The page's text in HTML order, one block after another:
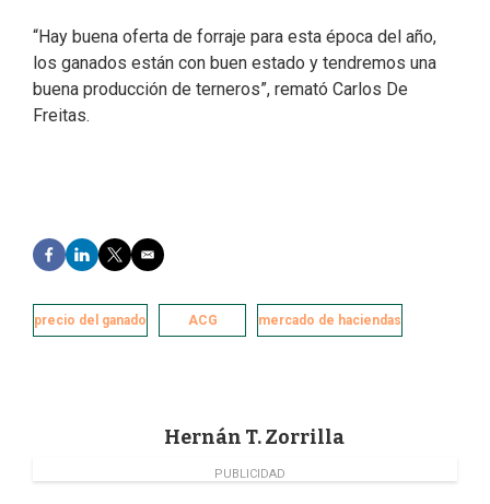
“Hay buena oferta de forraje para esta época del año,
los ganados están con buen estado y tendremos una
buena producción de terneros”, remató Carlos De
Freitas.
F
a
e
b
L
i
k
e
T
w
t
t
E
m
l
precio del ganado ACG mercado de haciendas
Hernán T. Zorrilla
PUBLICIDAD